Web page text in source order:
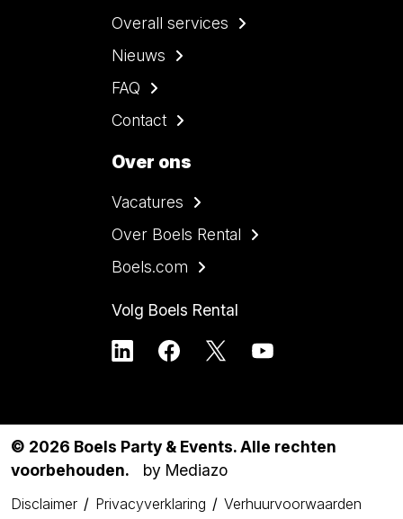
Overall services
Nieuws
FAQ
Contact
Over ons
Vacatures
Over Boels Rental
Boels.com
Volg Boels Rental
© 2026 Boels Party & Events. Alle rechten
voorbehouden.
by Mediazo
Disclaimer Privacyverklaring
Verhuurvoorwaarden